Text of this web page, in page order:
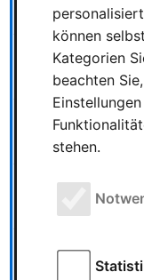
Golden Demon
Catan – Connect
(Spieler)
Catan – Connect
(Zuschauer)
Educators Day
können
Kategorien
beachten
stehen.